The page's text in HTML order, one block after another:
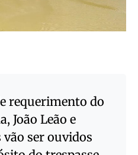
requerimento do
João Leão e
ser ouvidos